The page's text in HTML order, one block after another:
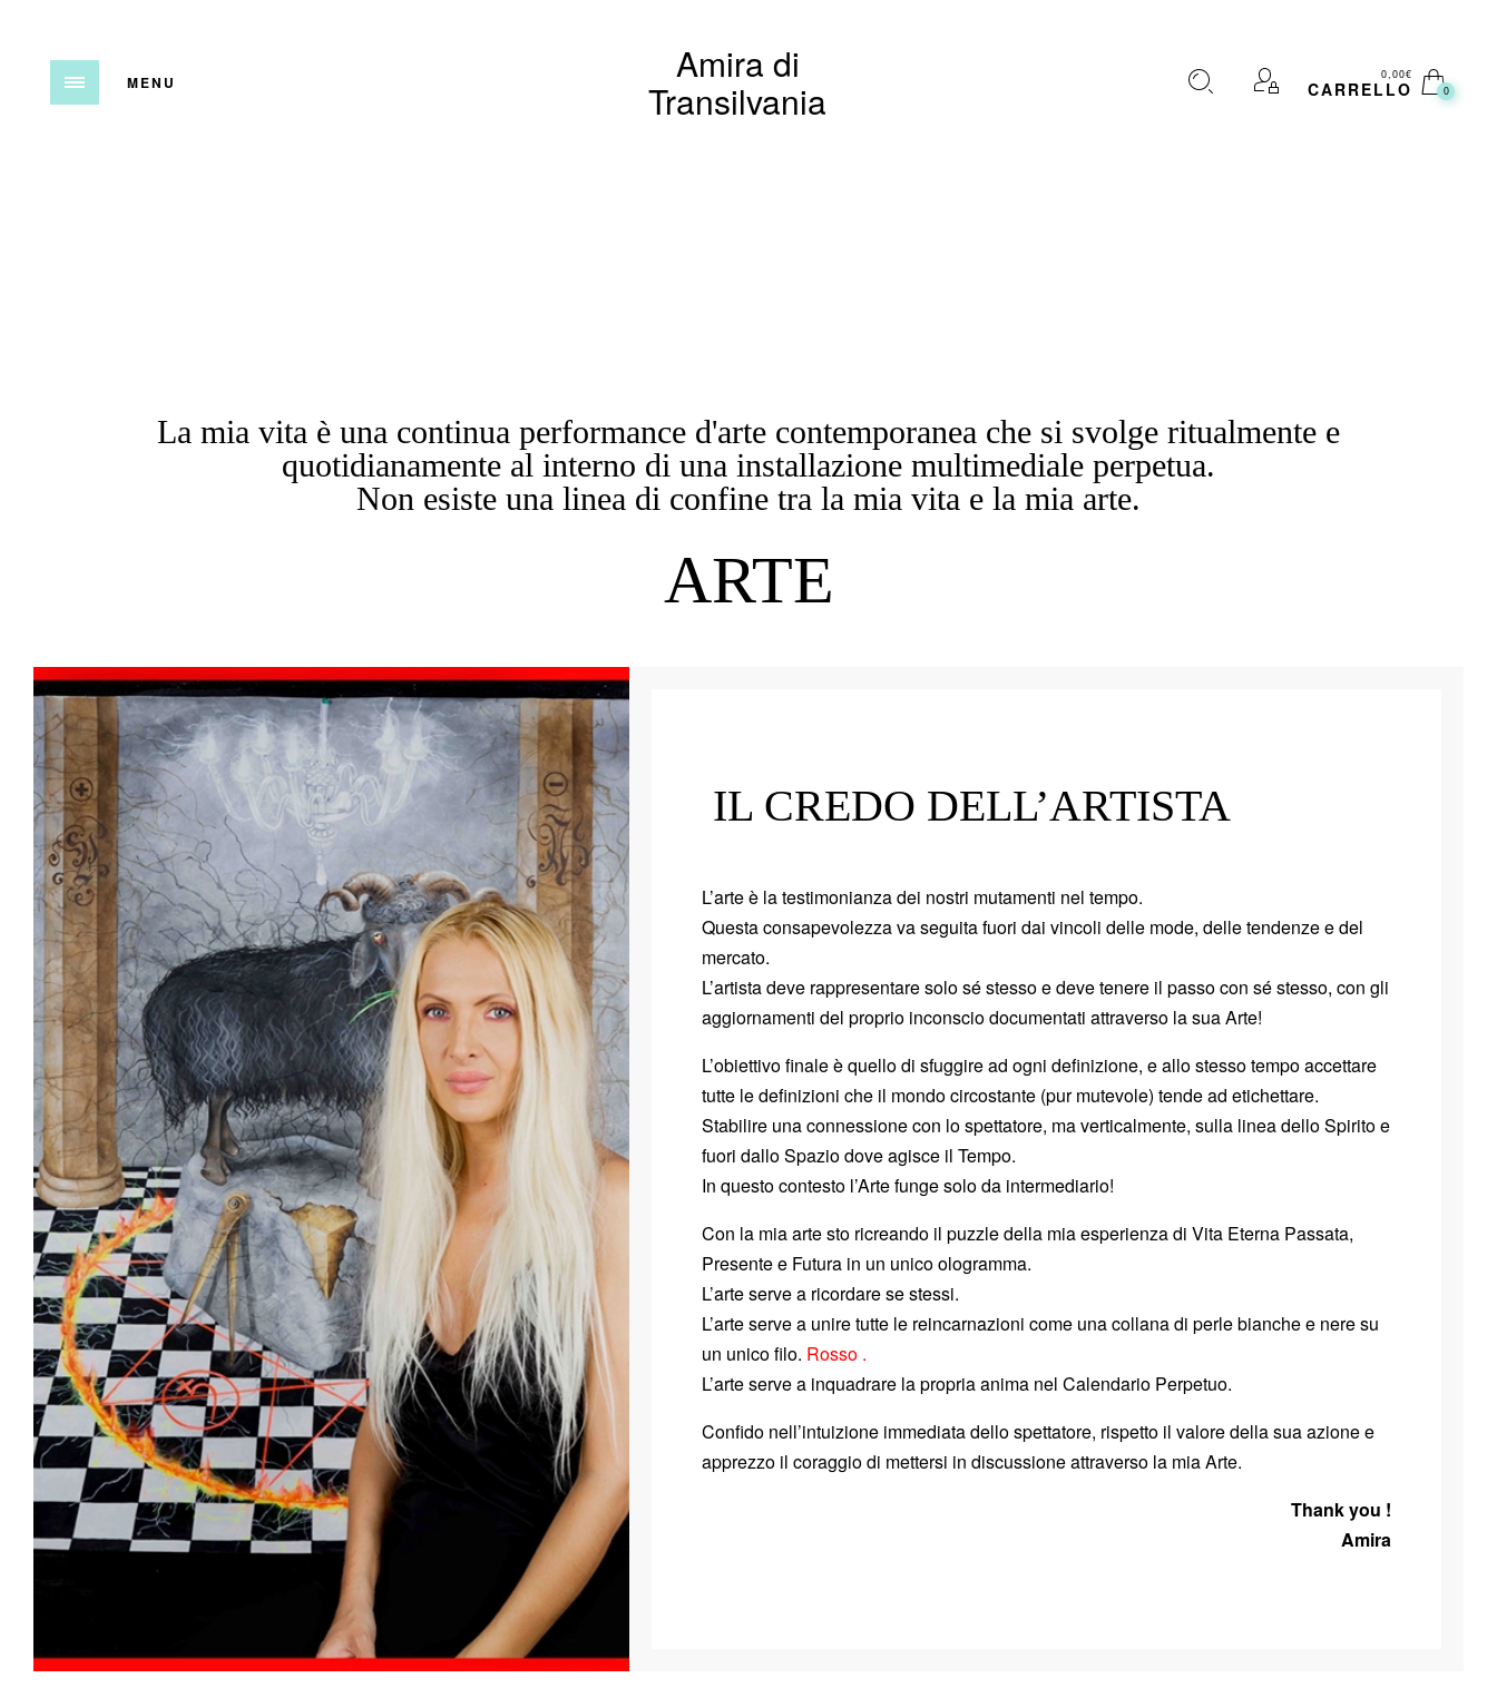
MENU Amira di
Transilvania
0,00€
CARRELLO 0
La mia vita è una continua performance d'arte contemporanea che si svolge ritualmente e
quotidianamente al interno di una installazione multimediale perpetua.
Non esiste una linea di confine tra la mia vita e la mia arte.
ARTE
IL CREDO DELL’ARTISTA
L’arte è la testimonianza dei nostri mutamenti nel tempo.
Questa consapevolezza va seguita fuori dai vincoli delle mode, delle tendenze e del
mercato.
L’artista deve rappresentare solo sé stesso e deve tenere il passo con sé stesso, con gli
aggiornamenti del proprio inconscio documentati attraverso la sua Arte!
L’obiettivo finale è quello di sfuggire ad ogni definizione, e allo stesso tempo accettare
tutte le definizioni che il mondo circostante (pur mutevole) tende ad etichettare.
Stabilire una connessione con lo spettatore, ma verticalmente, sulla linea dello Spirito e
fuori dallo Spazio dove agisce il Tempo.
In questo contesto l’Arte funge solo da intermediario!
Con la mia arte sto ricreando il puzzle della mia esperienza di Vita Eterna Passata,
Presente e Futura in un unico ologramma.
L’arte serve a ricordare se stessi.
L’arte serve a unire tutte le reincarnazioni come una collana di perle bianche e nere su
un unico filo. Rosso .
L’arte serve a inquadrare la propria anima nel Calendario Perpetuo.
Confido nell’intuizione immediata dello spettatore, rispetto il valore della sua azione e
apprezzo il coraggio di mettersi in discussione attraverso la mia Arte.
Thank you !
Amira